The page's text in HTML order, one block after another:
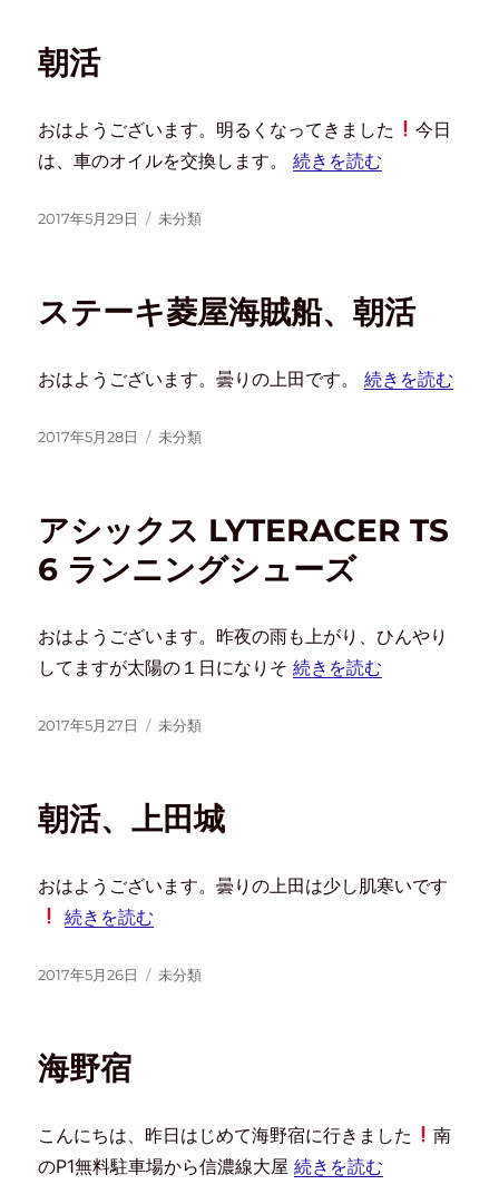
朝活
おはようございます。明るくなってきました
今日
は、車のオイルを交換します。続きを読む
2017年5月29日 未分類
ステーキ菱屋海賊船、朝活
おはようございます。曇りの上田です。続きを読む
2017年5月28日 未分類
アシックス LYTERACER TS
6 ランニングシューズ
おはようございます。昨夜の雨も上がり、ひんやり
してますが太陽の１日になりそ続きを読む
2017年5月27日 未分類
朝活、上田城
おはようございます。曇りの上田は少し肌寒いです
続きを読む
2017年5月26日 未分類
海野宿
こんにちは、昨日はじめて海野宿に行きました
南
のP1無料駐車場から信濃線大屋続きを読む